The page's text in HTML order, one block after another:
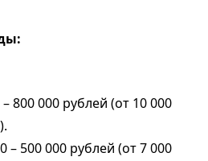
800 000 рублей (от 10 000
– 500 000 рублей (от 7 000